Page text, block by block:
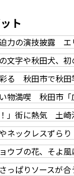
ト
力の演技披露 エ
文字や秋田犬、
る 秋田市で秋田
物満喫 秋田市「
」街に熱気 土崎
ネックレスずら
ウブの花、そよ
さっぱりソースが